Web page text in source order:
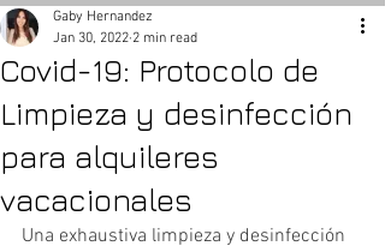
Covid-19: Protocolo de
Limpieza y desinfección
para alquileres
vacacionales
Gaby Hernandez
Jan 30, 2022 2 min read
Una exhaustiva limpieza y desinfección